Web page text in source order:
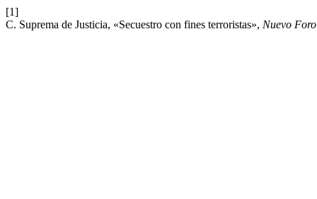
[1]
C. Suprema de Justicia, «Secuestro con fines terroristas», Nuevo